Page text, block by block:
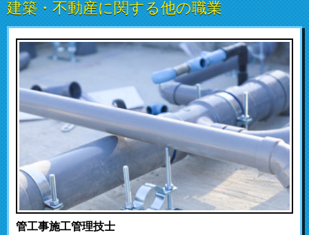
建築・不動産に関する他の職業
管工事施工管理技士